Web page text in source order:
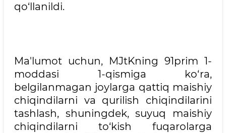
qo‘llanildi.
Ma'lumot uchun, MJtKning 91prim 1-
moddasi 1-qismiga ko‘ra,
belgilanmagan joylarga qattiq maishiy
chiqindilarni va qurilish chiqindilarini
tashlash, shuningdek, suyuq maishiy
chiqindilarni to‘kish fuqarolarga